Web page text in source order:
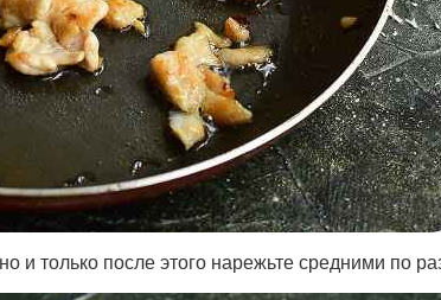
и только после этого нарежьте средними по